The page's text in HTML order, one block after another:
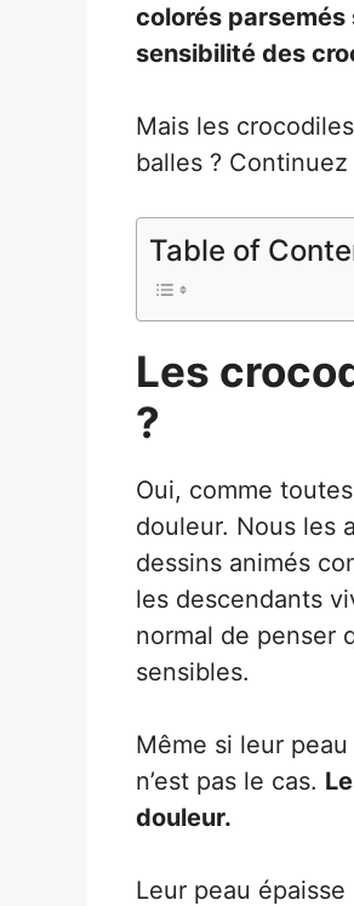
colorés parsemés
sensibilité des
Mais les
balles ?
Table of
Les
?
Oui, comme
douleur. Nous les
dessins animés
les descendants
normal de penser
sensibles.
Même si leur
n’est pas le cas.
douleur.
Leur peau